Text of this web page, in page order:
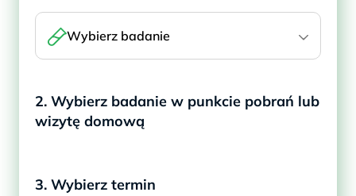
Wybierz badanie
2. Wybierz badanie w punkcie pobrań lub
wizytę domową
3. Wybierz termin